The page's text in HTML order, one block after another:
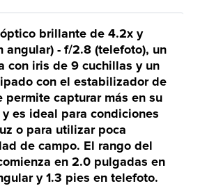
brillante de 4.2x y
angular) - f/2.8 (telefoto), un
con iris de 9 cuchillas y un
con el estabilizador de
permite capturar más en su
es ideal para condiciones
o para utilizar poca
de campo. El rango del
en 2.0 pulgadas en
y 1.3 pies en telefoto.